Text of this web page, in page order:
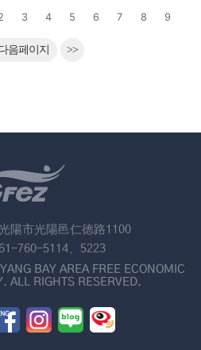
3 4 5 6 7 8 9
음페이지 >>
陽市光陽邑仁徳路1100
760-5114、5223
BAY AREA FREE ECONOMIC
ALL RIGHTS RESERVED.